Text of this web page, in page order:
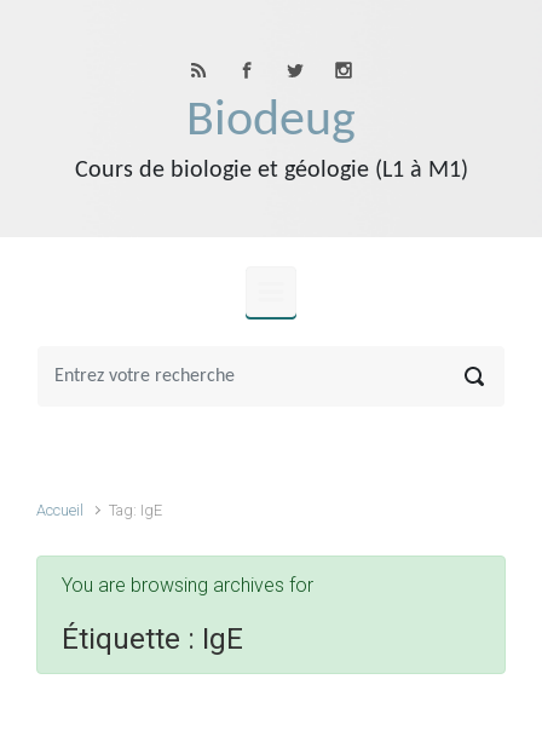
Biodeug
Cours de biologie et géologie (L1 à M1)
Accueil Tag: IgE
You are browsing archives for
Étiquette : IgE